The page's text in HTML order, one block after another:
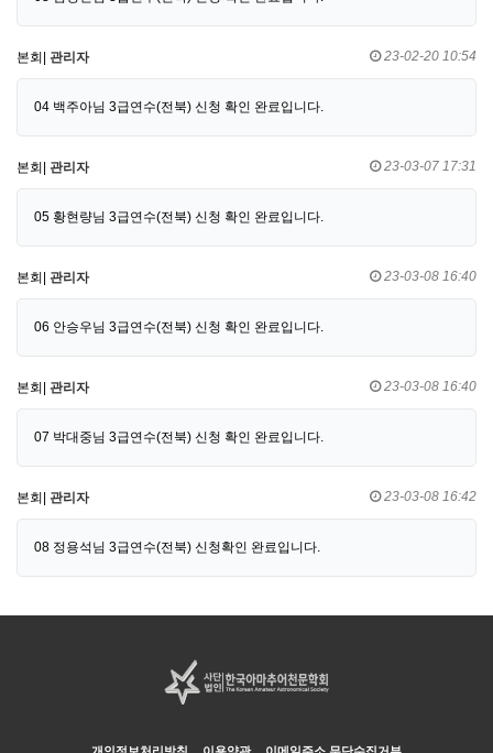
본회| 관리자 23-02-20 10:54
04 백주아님 3급연수(전북) 신청 확인 완료입니다.
본회| 관리자 23-03-07 17:31
05 황현량님 3급연수(전북) 신청 확인 완료입니다.
본회| 관리자 23-03-08 16:40
06 안승우님 3급연수(전북) 신청 확인 완료입니다.
본회| 관리자 23-03-08 16:40
07 박대중님 3급연수(전북) 신청 확인 완료입니다.
본회| 관리자 23-03-08 16:42
08 정용석님 3급연수(전북) 신청확인 완료입니다.
개인정보처리방침 이용약관 이메일주소 무단수집거부